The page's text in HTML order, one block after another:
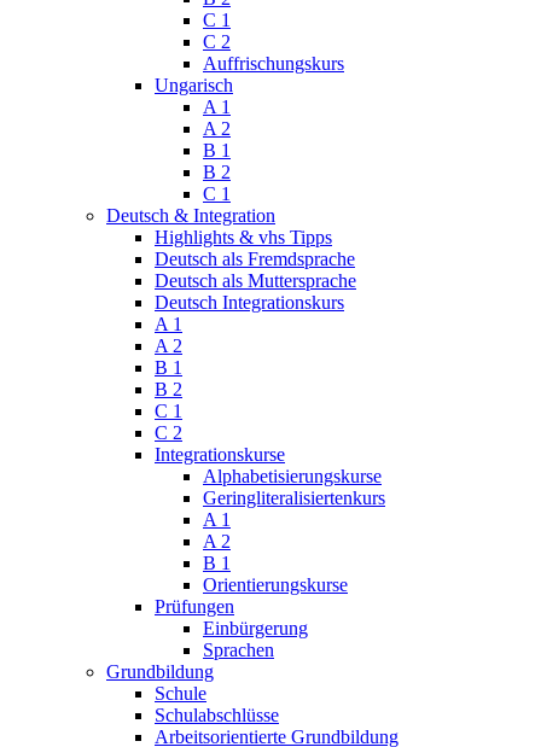
C 1
C 2
Auffrischungskurs
Ungarisch
A 1
A 2
B 1
B 2
C 1
Deutsch & Integration
Highlights & vhs Tipps
Deutsch als Fremdsprache
Deutsch als Muttersprache
Deutsch Integrationskurs
A 1
A 2
B 1
B 2
C 1
C 2
Integrationskurse
Alphabetisierungskurse
Geringliteralisiertenkurs
A 1
A 2
B 1
Orientierungskurse
Prüfungen
Einbürgerung
Sprachen
Grundbildung
Schule
Schulabschlüsse
Arbeitsorientierte Grundbildung